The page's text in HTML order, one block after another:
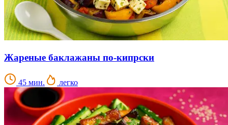
Жареные баклажаны по-кипрски
45 мин. легко